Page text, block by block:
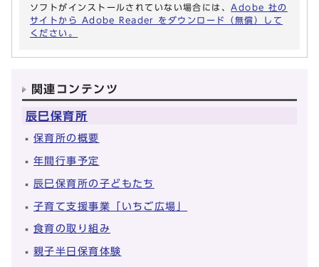
ソフトがインストールされていない場合には、 Adobe 社の
サイトから Adobe Reader をダウンロード（無償）して
ください。
関連コンテンツ
辰巳保育所
保育所の概要
年間行事予定
辰巳保育所の子どもたち
子育て支援事業「いちご広場」
食育の取り組み
親子半日保育体験